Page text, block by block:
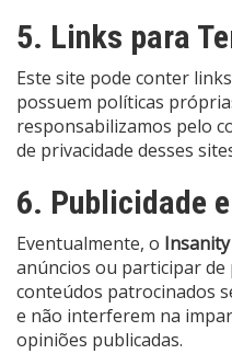
5. Links para
Este site pode conter
possuem políticas
responsabilizamos pelo
de privacidade desses
6. Publicidade
Eventualmente, o
anúncios ou participar de
conteúdos patrocinados
e não interferem na
opiniões publicadas.